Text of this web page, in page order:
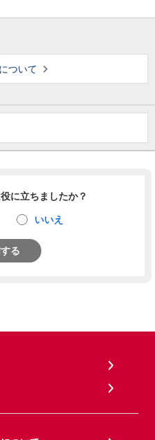
ついて
に立ちましたか？
いいえ
る